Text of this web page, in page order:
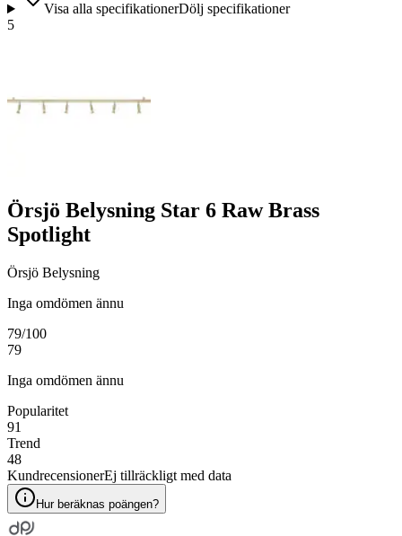
Visa alla specifikationerDölj specifikationer
5
Örsjö Belysning Star 6 Raw Brass
Spotlight
Örsjö Belysning
Inga omdömen ännu
79/100
79
Inga omdömen ännu
Popularitet
91
Trend
48
KundrecensionerEj tillräckligt med data
Hur beräknas poängen?